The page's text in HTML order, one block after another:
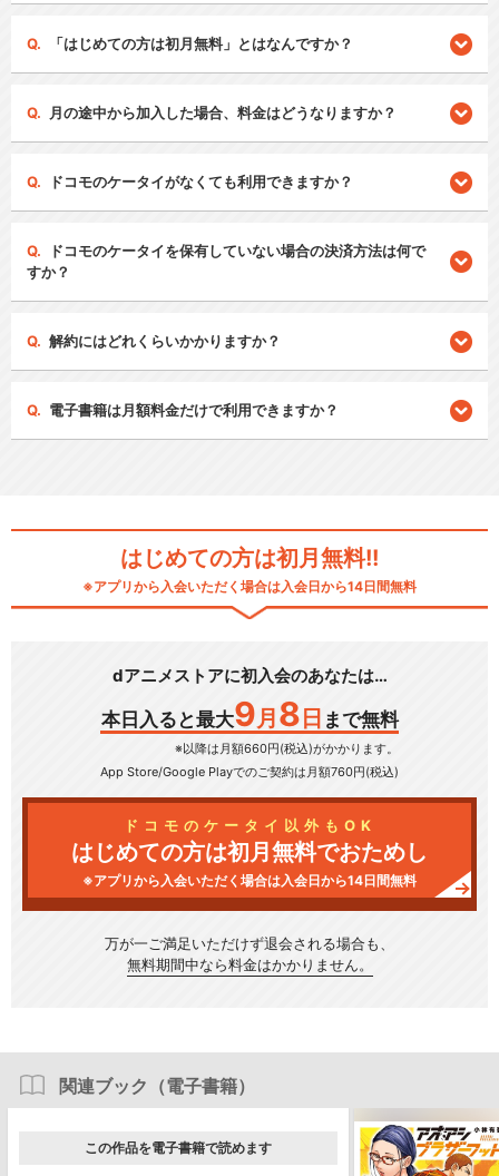
「はじめての方は初月無料」とはなんですか？
月の途中から加入した場合、料金はどうなりますか？
ドコモのケータイがなくても利用できますか？
ドコモのケータイを保有していない場合の決済方法は何で
すか？
解約にはどれくらいかかりますか？
電子書籍は月額料金だけで利用できますか？
はじめての方は初月無料!!
※アプリから入会いただく場合は入会日から14日間無料
dアニメストアに初入会のあなたは…
本日入ると最大9 月 8 日 まで無料
※以降は月額660円(税込)がかかります。
App Store/Google Playでのご契約は月額760円(税込)
ドコモのケータイ以外もOK
はじめての方は初月無料でおためし
※アプリから入会いただく場合は入会日から14日間無料
万が一ご満足いただけず退会される場合も、
無料期間中なら料金はかかりません。
関連ブック（電子書籍）
この作品を電子書籍で読めます